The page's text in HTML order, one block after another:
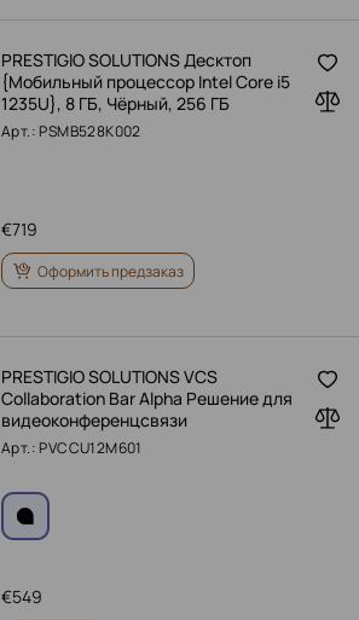
PRESTIGIO SOLUTIONS Десктоп
{Мобильный процессор Intel Core i5
1235U}, 8 ГБ, Чёрный, 256 ГБ
Арт.: PSMB528K002
719
€
Оформить предзаказ
PRESTIGIO SOLUTIONS VCS
Collaboration Bar Alpha Решение для
видеоконференцсвязи
Арт.: PVCCU12M601
549
€